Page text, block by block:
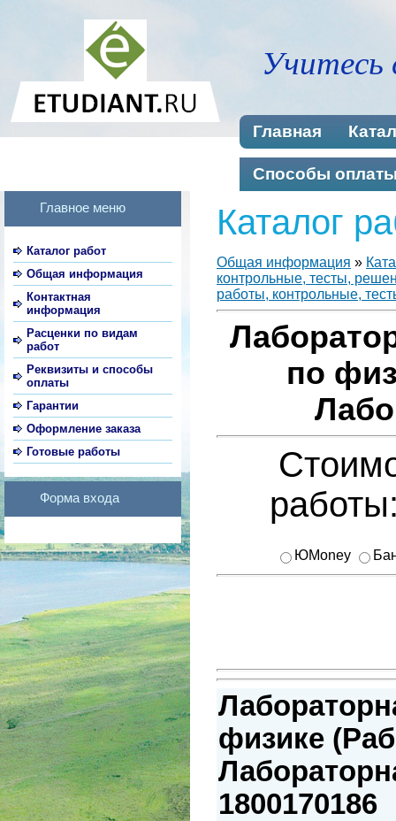
Учитесь
Главная
Способы
Главное меню
Каталог работ
Общая информация
Контактная
информация
Расценки по видам
работ
Реквизиты и способы
оплаты
Гарантии
Оформление заказа
Готовые работы
Форма входа
Каталог
Общая информация »
контрольные, тесты,
работы, контрольные,
по
ЮMoney
физике
1800170186